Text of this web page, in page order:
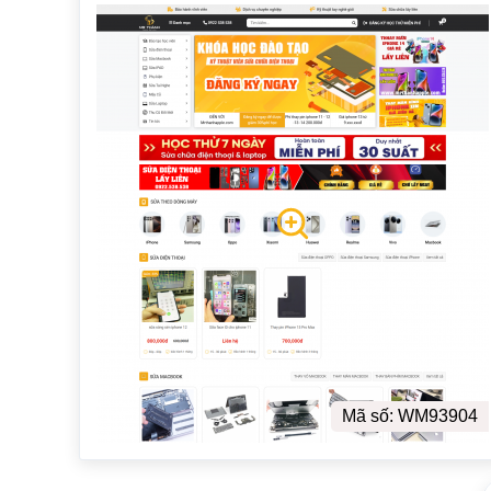
Mã số: WM93904